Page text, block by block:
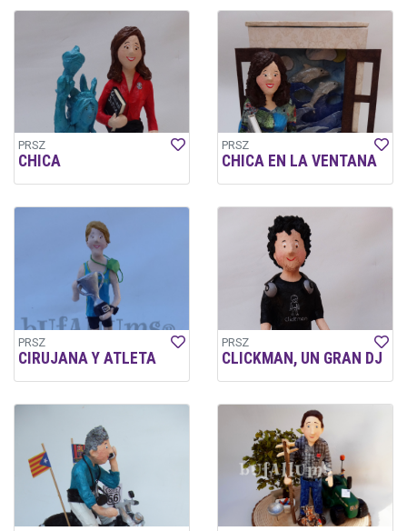
PRSZ
CHICA
PRSZ
CHICA EN LA VENTANA
PRSZ
CIRUJANA Y ATLETA
PRSZ
CLICKMAN, UN GRAN DJ